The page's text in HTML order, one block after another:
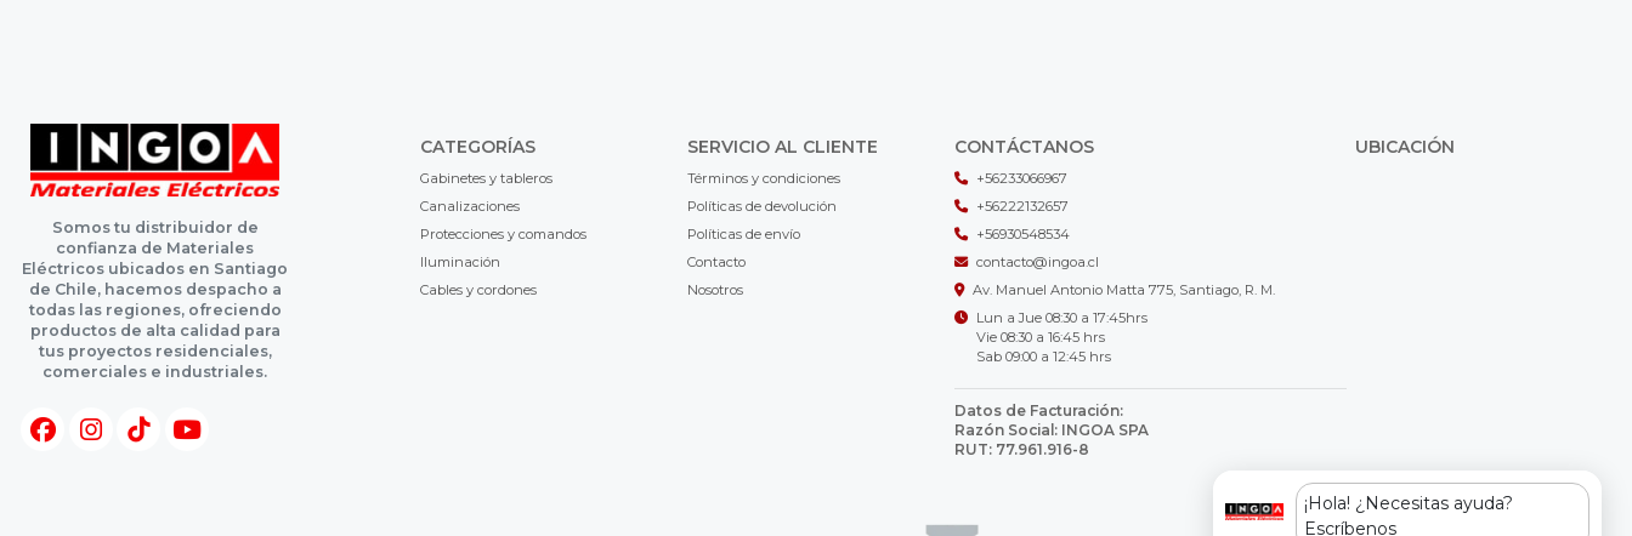
Somos tu distribuidor de
confianza de Materiales
Eléctricos ubicados en Santiago
de Chile, hacemos despacho a
todas las regiones, ofreciendo
productos de alta calidad para
tus proyectos residenciales,
comerciales e industriales.
CATEGORÍAS
Gabinetes y tableros
Canalizaciones
Protecciones y comandos
Iluminación
Cables y cordones
SERVICIO AL CLIENTE
Términos y condiciones
Políticas de devolución
Políticas de envío
Contacto
Nosotros
CONTÁCTANOS
+56233066967
+56222132657
+56930548534
contacto@ingoa.cl
Av. Manuel Antonio Matta 775, Santiago, R. M.
Lun a Jue 08:30 a 17:45hrs
Vie 08:30 a 16:45 hrs
Sab 09:00 a 12:45 hrs
Datos de Facturación:
Razón Social: INGOA SPA
RUT: 77.961.916-8
UBICACIÓN
¡Hola! ¿Necesitas ayuda?
Escríbenos